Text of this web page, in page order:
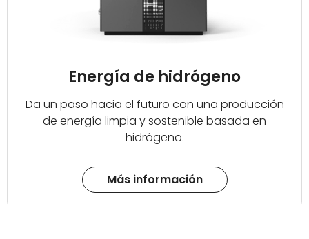
Energía de hidrógeno
Da un paso hacia el futuro con una producción
de energía limpia y sostenible basada en
hidrógeno.
Más información